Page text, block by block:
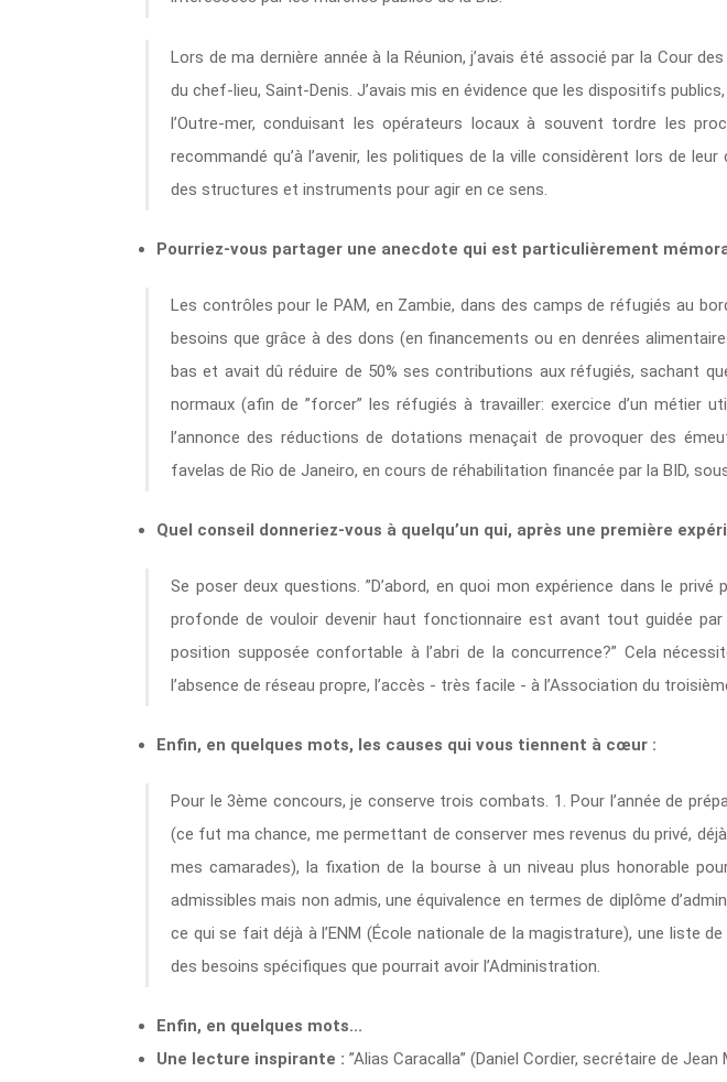
Lors de ma dernière année à la Réunion, j’avais été associé par la Cour
du chef-lieu, Saint-Denis. J’avais mis en évidence que les dispositifs
l’Outre-mer, conduisant les opérateurs locaux à souvent tordre les
recommandé qu’à l’avenir, les politiques de la ville considèrent lors de
des structures et instruments pour agir en ce sens.
Pourriez-vous partager une anecdote qui est particulièrement
Les contrôles pour le PAM, en Zambie, dans des camps de réfugiés au
besoins que grâce à des dons (en financements ou en denrées
bas et avait dû réduire de 50% ses contributions aux réfugiés, sachant
normaux (afin de ”forcer” les réfugiés à travailler: exercice d’un métier
l’annonce des réductions de dotations menaçait de provoquer des
favelas de Rio de Janeiro, en cours de réhabilitation financée par la BID,
Quel conseil donneriez-vous à quelqu’un qui, après une première
Se poser deux questions. ”D’abord, en quoi mon expérience dans le
profonde de vouloir devenir haut fonctionnaire est avant tout guidée
position supposée confortable à l’abri de la concurrence?” Cela
l’absence de réseau propre, l’accès - très facile - à l’Association du
Enfin, en quelques mots, les causes qui vous tiennent à cœur :
Pour le 3ème concours, je conserve trois combats. 1. Pour l’année de
(ce fut ma chance, me permettant de conserver mes revenus du privé,
mes camarades), la fixation de la bourse à un niveau plus honorable
admissibles mais non admis, une équivalence en termes de diplôme
ce qui se fait déjà à l’ENM (École nationale de la magistrature), une liste
des besoins spécifiques que pourrait avoir l’Administration.
Enfin, en quelques mots...
Une lecture inspirante : ”Alias Caracalla” (Daniel Cordier, secrétaire de Jean